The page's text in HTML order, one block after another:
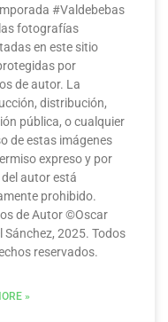
#Valdebebas
fotografías
en este sitio
por
de autor. La
distribución,
pública, o cualquier
de estas imágenes
expreso y por
autor está
prohibido.
de Autor ©️Oscar
Sánchez, 2025. Todos
reservados.
»